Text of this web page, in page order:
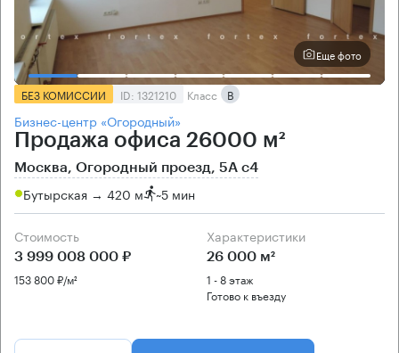
Еще фото
БЕЗ КОМИССИИ ID: 1321210 Класс B
Бизнес-центр «Огородный»
Продажа офиса 26000 м²
Москва, Огородный проезд, 5А с4
Бутырская → 420 м ~5 мин
Стоимость
3 999 008 000 ₽
153 800 ₽/м²
Характеристики
26 000 м²
1 - 8 этаж
Готово к въезду